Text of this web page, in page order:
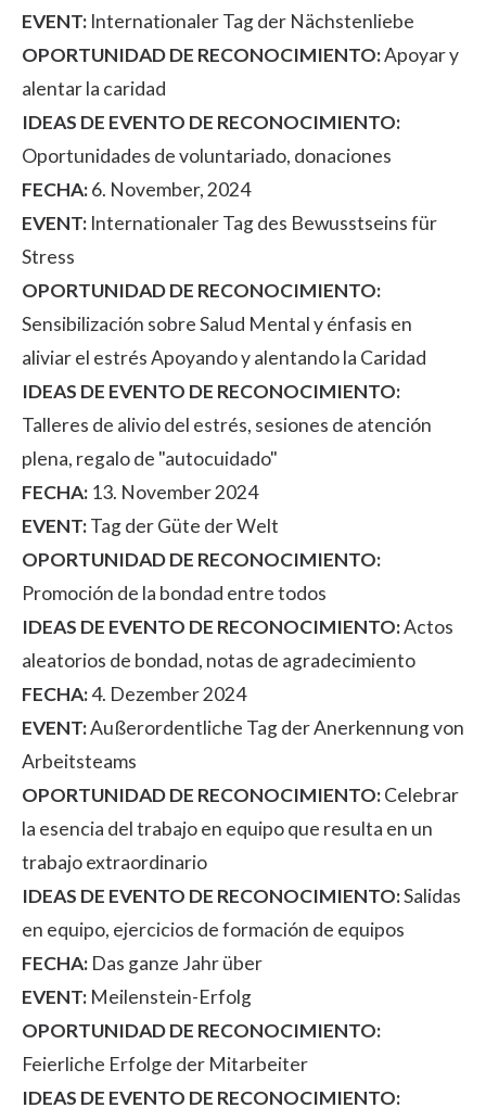
EVENT: Internationaler Tag der Nächstenliebe
OPORTUNIDAD DE RECONOCIMIENTO:Apoyar y
alentar la caridad
IDEAS DE EVENTO DE RECONOCIMIENTO:
Oportunidades de voluntariado, donaciones
FECHA:6. November, 2024
EVENT: Internationaler Tag des Bewusstseins für
Stress
OPORTUNIDAD DE RECONOCIMIENTO:
Sensibilización sobre Salud Mental y énfasis en
aliviar el estrés Apoyando y alentando la Caridad
IDEAS DE EVENTO DE RECONOCIMIENTO:
Talleres de alivio del estrés, sesiones de atención
plena, regalo de "autocuidado"
FECHA: 13. November 2024
EVENT:Tag der Güte der Welt
OPORTUNIDAD DE RECONOCIMIENTO:
Promoción de la bondad entre todos
IDEAS DE EVENTO DE RECONOCIMIENTO:Actos
aleatorios de bondad, notas de agradecimiento
FECHA:4. Dezember 2024
EVENT:Außerordentliche Tag der Anerkennung von
Arbeitsteams
OPORTUNIDAD DE RECONOCIMIENTO:Celebrar
la esencia del trabajo en equipo que resulta en un
trabajo extraordinario
IDEAS DE EVENTO DE RECONOCIMIENTO:Salidas
en equipo, ejercicios de formación de equipos
FECHA: Das ganze Jahr über
EVENT: Meilenstein-Erfolg
OPORTUNIDAD DE RECONOCIMIENTO:
Feierliche Erfolge der Mitarbeiter
IDEAS DE EVENTO DE RECONOCIMIENTO: